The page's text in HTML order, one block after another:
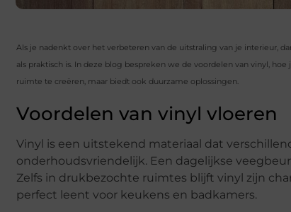
Als je nadenkt over het verbeteren van de uitstraling van je interieur,
als praktisch is. In deze blog bespreken we de voordelen van vinyl,
ruimte te creëren, maar biedt ook duurzame oplossingen.
Voordelen van vinyl vloeren
Vinyl is een uitstekend materiaal dat
onderhoudsvriendelijk. Een dagelijkse
Zelfs in drukbezochte ruimtes blijft vinyl zijn
perfect leent voor keukens en badkamers.